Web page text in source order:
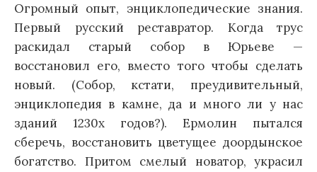
Огромный опыт, энциклопедические знания.
Первый русский реставратор. Когда трус
раскидал старый собор в Юрьеве —
восстановил его, вместо того чтобы сделать
новый. (Собор, кстати, преудивительный,
энциклопедия в камне, да и много ли у нас
зданий 1230х годов?). Ермолин пытался
сберечь, восстановить цветущее доордынское
богатство. Притом смелый новатор, украсил